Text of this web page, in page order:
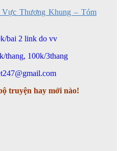
Thương Khung – Tóm
bai 2 link do vv
thang, 100k/3thang
truyện hay mới nào!